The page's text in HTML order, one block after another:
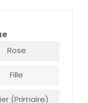
Rose
Fille
(Primaire)